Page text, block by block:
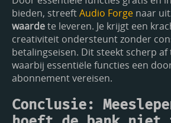
bieden, streeftAudio Forge naar
waardete leveren. Je krijgt een
creativiteit ondersteunt zonder
betalingseisen. Dit steekt scherp
waarbij essentiële functies een
abonnement vereisen.
Conclusie: